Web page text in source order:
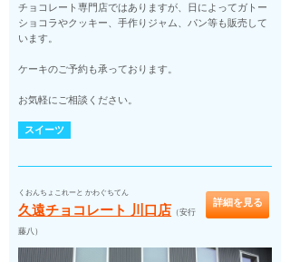
チョコレート専門店ではありますが、日によってガトー
ショコラやクッキー、手作りジャム、パン等も販売して
います。
ケーキのご予約も承っております。
お気軽にご相談ください。
スイーツ
くおんちょこれーと かわぐちてん
久遠チョコレート 川口店 （安行
藤八）
詳細を見る